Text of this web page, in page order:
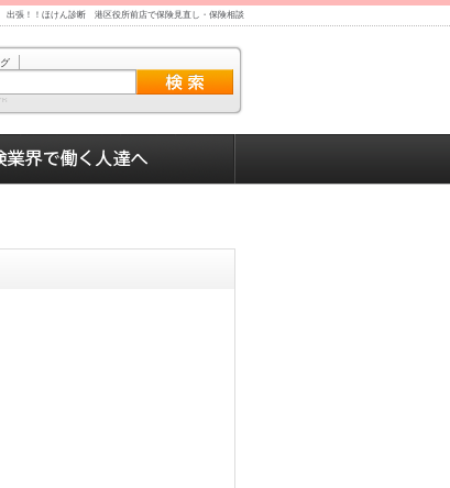
出張！！ほけん診断 港区役所前店で保険見直し・保険相談